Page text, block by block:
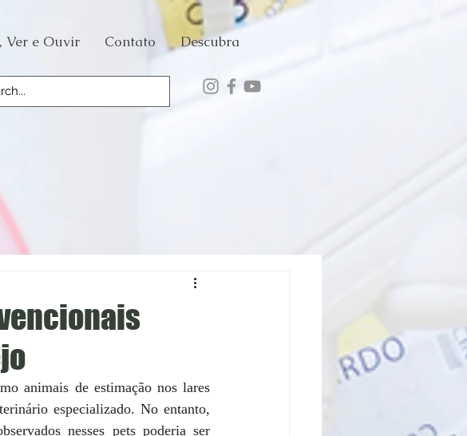
Ver e Ouvir Contato Descubra
animais de estimação nos lares
especializado. No entanto,
nesses pets poderia ser